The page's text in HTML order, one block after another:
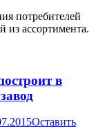
потребителей
ассортимента.
в
Оставить